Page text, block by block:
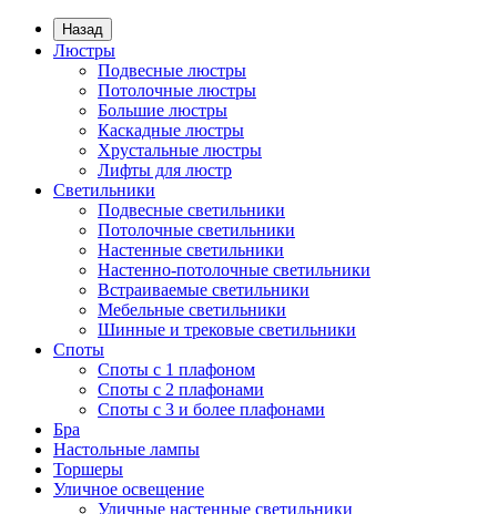
Назад
Люстры
Подвесные люстры
Потолочные люстры
Большие люстры
Каскадные люстры
Хрустальные люстры
Лифты для люстр
Светильники
Подвесные светильники
Потолочные светильники
Настенные светильники
Настенно-потолочные светильники
Встраиваемые светильники
Мебельные светильники
Шинные и трековые светильники
Споты
Споты с 1 плафоном
Споты с 2 плафонами
Споты с 3 и более плафонами
Бра
Настольные лампы
Торшеры
Уличное освещение
Уличные настенные светильники